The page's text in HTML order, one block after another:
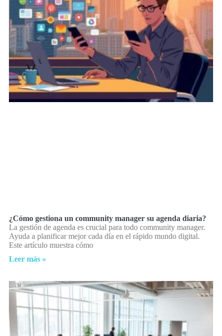
¿Cómo gestiona un community manager su agenda diaria?
La gestión de agenda es crucial para todo community manager.
Ayuda a planificar mejor cada día en el rápido mundo digital.
Este artículo muestra cómo
Leer más »